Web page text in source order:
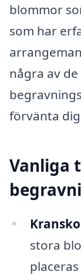
blommor
som har
några av
förvänta
Vanliga
stora